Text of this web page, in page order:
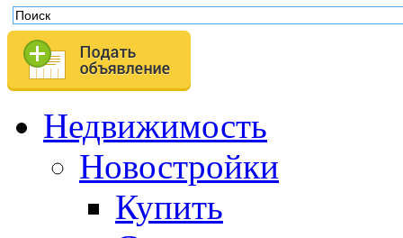
Недвижимость
Новостройки
Купить